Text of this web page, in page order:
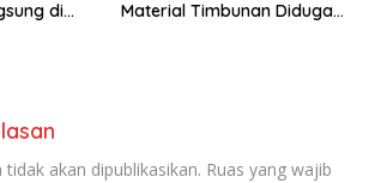
di
Material Timbunan Diduga
akan dipublikasikan. Ruas yang wajib